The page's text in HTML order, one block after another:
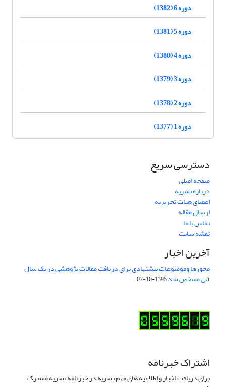
دوره 6 (1382)
دوره 5 (1381)
دوره 4 (1380)
دوره 3 (1379)
دوره 2 (1378)
دوره 1 (1377)
دسترسی سریع
صفحه اصلی
درباره نشریه
اعضای هیات تحریریه
ارسال مقاله
تماس با ما
نقشه سایت
آخرین اخبار
محورها وموضوعات پیشنهادی برای دریافت مقالات پژوهشی در یک سال
آتی مشخص شد1395-10-07
اشتراک خبرنامه
برای دریافت اخبار و اطلاعیه های مهم نشریه در خبرنامه نشریه مشترک